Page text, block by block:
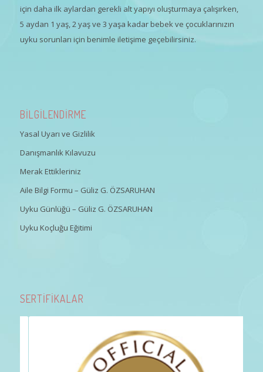
için daha ilk aylardan gerekli alt yapıyı oluşturmaya çalışırken,
5 aydan 1 yaş, 2 yaş ve 3 yaşa kadar bebek ve çocuklarınızın
uyku sorunları için benimle iletişime geçebilirsiniz.
BİLGİLENDİRME
Yasal Uyarı ve Gizlilik
Danışmanlık Kılavuzu
Merak Ettikleriniz
Aile Bilgi Formu – Güliz G. ÖZSARUHAN
Uyku Günlüğü – Güliz G. ÖZSARUHAN
Uyku Koçluğu Eğitimi
SERTİFİKALAR